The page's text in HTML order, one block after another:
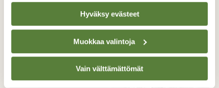
Hyväksy evästeet
Muokkaa valintoja
Vain välttämättömät
Ovatko takatalvet yhä haitallisempia linnuille? –
kolme tutkijaa vastaa kysymykseen